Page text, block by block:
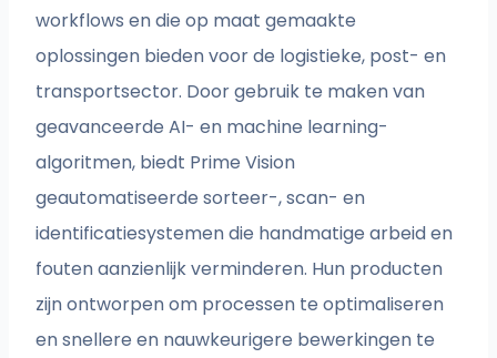
workflows en die op maat gemaakte
oplossingen bieden voor de logistieke, post- en
transportsector. Door gebruik te maken van
geavanceerde AI- en machine learning-
algoritmen, biedt Prime Vision
geautomatiseerde sorteer-, scan- en
identificatiesystemen die handmatige arbeid en
fouten aanzienlijk verminderen. Hun producten
zijn ontworpen om processen te optimaliseren
en snellere en nauwkeurigere bewerkingen te